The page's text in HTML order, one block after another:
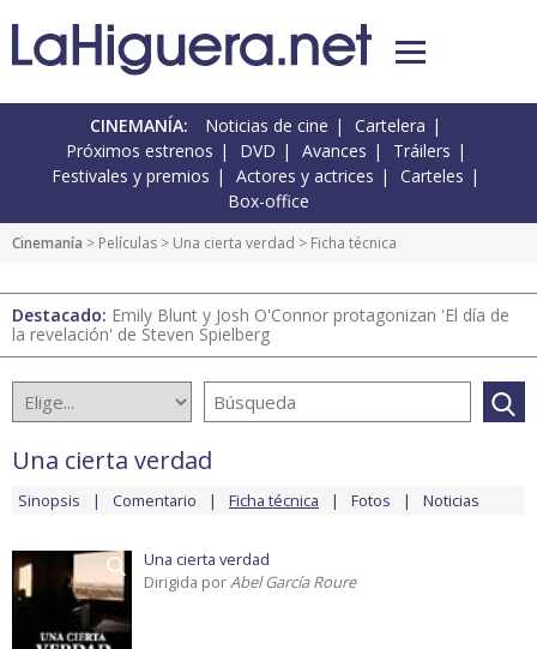
CINEMANÍA: Noticias de cine
Cartelera
Próximos estrenos
DVD Avances
Tráilers
Festivales y premios
Actores y actrices
Carteles
Box-office
Cinemanía > Películas > Una cierta verdad > Ficha técnica
Destacado: Emily Blunt y Josh O'Connor protagonizan 'El día de
la revelación' de Steven Spielberg
Una cierta verdad
Sinopsis Comentario Ficha técnica Fotos Noticias
Una cierta verdad
Dirigida porAbel García Roure